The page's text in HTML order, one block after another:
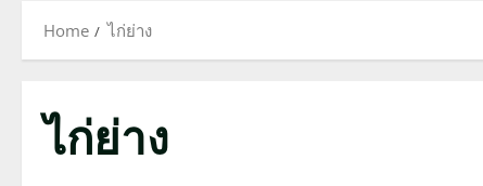
Home ไก่ย่าง
ไก่ย่าง